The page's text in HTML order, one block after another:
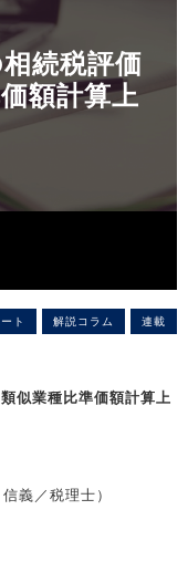
続税評価
額計算上
ト 解説コラム 連載
似業種比準価額計算上
義／税理士）